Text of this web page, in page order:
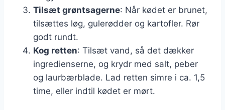
Tilsæt grøntsagerne: Når kødet er brunet,
tilsættes løg, gulerødder og kartofler. Rør
godt rundt.
Kog retten: Tilsæt vand, så det dækker
ingredienserne, og krydr med salt, peber
og laurbærblade. Lad retten simre i ca. 1,5
time, eller indtil kødet er mørt.